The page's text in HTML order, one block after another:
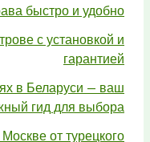
быстро и удобно
с установкой и
гарантией
в Беларуси — ваш
гид для выбора
от турецкого